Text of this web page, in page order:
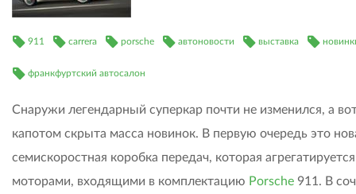
911 carrera porsche автоновости выставка
франкфуртский автосалон
Снаружи легендарный суперкар почти не изменился, а
капотом скрыта масса новинок. В первую очередь это
семискоростная коробка передач, которая
моторами, входящими в комплектацию Porsche 911. В